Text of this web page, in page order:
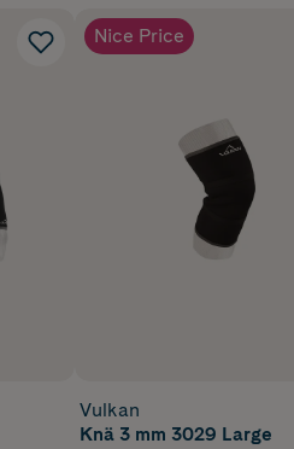
Nice Price
Vulkan
Knä 3 mm 3029 Large